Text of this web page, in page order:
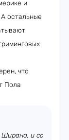
и
остальные
что
Пола
Ширана, и со